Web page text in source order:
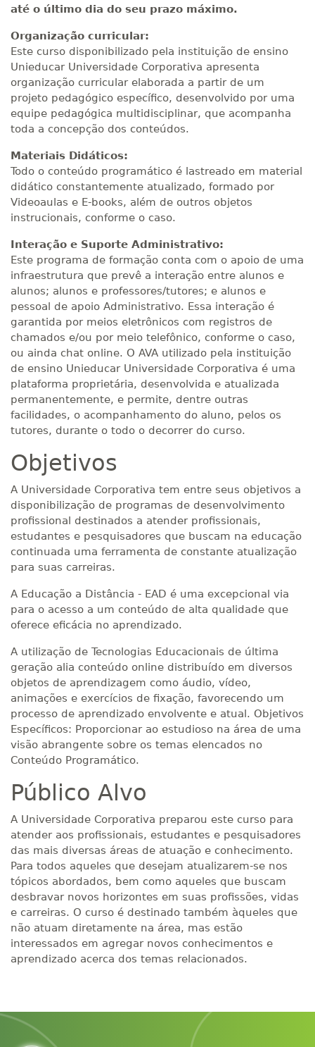
até o último dia do seu prazo máximo.
Organização curricular:
Este curso disponibilizado pela instituição de ensino
Unieducar Universidade Corporativa apresenta
organização curricular elaborada a partir de um
projeto pedagógico específico, desenvolvido por uma
equipe pedagógica multidisciplinar, que acompanha
toda a concepção dos conteúdos.
Materiais Didáticos:
Todo o conteúdo programático é lastreado em material
didático constantemente atualizado, formado por
Videoaulas e E-books, além de outros objetos
instrucionais, conforme o caso.
Interação e Suporte Administrativo:
Este programa de formação conta com o apoio de uma
infraestrutura que prevê a interação entre alunos e
alunos; alunos e professores/tutores; e alunos e
pessoal de apoio Administrativo. Essa interação é
garantida por meios eletrônicos com registros de
chamados e/ou por meio telefônico, conforme o caso,
ou ainda chat online. O AVA utilizado pela instituição
de ensino Unieducar Universidade Corporativa é uma
plataforma proprietária, desenvolvida e atualizada
permanentemente, e permite, dentre outras
facilidades, o acompanhamento do aluno, pelos os
tutores, durante o todo o decorrer do curso.
Objetivos
A Universidade Corporativa tem entre seus objetivos a
disponibilização de programas de desenvolvimento
profissional destinados a atender profissionais,
estudantes e pesquisadores que buscam na educação
continuada uma ferramenta de constante atualização
para suas carreiras.
A Educação a Distância - EAD é uma excepcional via
para o acesso a um conteúdo de alta qualidade que
oferece eficácia no aprendizado.
A utilização de Tecnologias Educacionais de última
geração alia conteúdo online distribuído em diversos
objetos de aprendizagem como áudio, vídeo,
animações e exercícios de fixação, favorecendo um
processo de aprendizado envolvente e atual. Objetivos
Específicos: Proporcionar ao estudioso na área de uma
visão abrangente sobre os temas elencados no
Conteúdo Programático.
Público Alvo
A Universidade Corporativa preparou este curso para
atender aos profissionais, estudantes e pesquisadores
das mais diversas áreas de atuação e conhecimento.
Para todos aqueles que desejam atualizarem-se nos
tópicos abordados, bem como aqueles que buscam
desbravar novos horizontes em suas profissões, vidas
e carreiras. O curso é destinado também àqueles que
não atuam diretamente na área, mas estão
interessados em agregar novos conhecimentos e
aprendizado acerca dos temas relacionados.